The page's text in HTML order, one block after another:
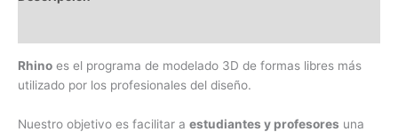
Rhino es el programa de modelado 3D de formas libres más
utilizado por los profesionales del diseño.
Nuestro objetivo es facilitar a estudiantes y profesores una